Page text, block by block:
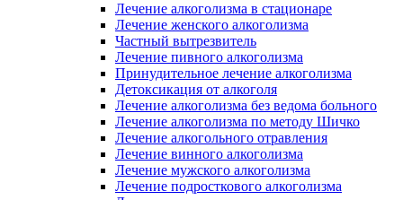
Лечение алкоголизма в стационаре
Лечение женского алкоголизма
Частный вытрезвитель
Лечение пивного алкоголизма
Принудительное лечение алкоголизма
Детоксикация от алкоголя
Лечение алкоголизма без ведома больного
Лечение алкоголизма по методу Шичко
Лечение алкогольного отравления
Лечение винного алкоголизма
Лечение мужского алкоголизма
Лечение подросткового алкоголизма